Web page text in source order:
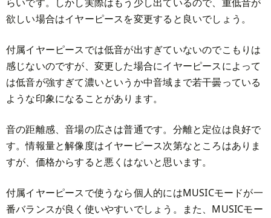
欲しい場合はイヤーピースを変更すると良いでしょう。
付属イヤーピースでは低音が出すぎていないのでこもりは
感じないのですが、変更した場合にイヤーピースによって
は低音が強すぎて濃いというか中音域まで若干曇っている
ような印象になることがあります。
音の距離感、音場の広さは普通です。分離と定位は良好で
す。情報量と解像度はイヤーピース次第なところはありま
すが、価格からすると悪くはないと思います。
付属イヤーピースで使うなら個人的にはMUSICモードが一
番バランスが良く使いやすいでしょう。また、MUSICモー